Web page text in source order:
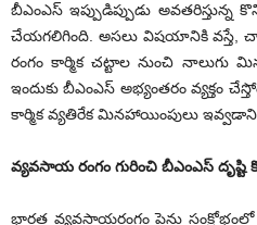
బీఎంఎస్‌ ఇప్పుడిప్పుడు
చేయగలిగింది. అసలు విషయానికి వస్తే,
రంగం కార్మిక చట్టాల నుంచి నాలుగు
ఇందుకు బీఎంఎస్‌ అభ్యంతరం వ్యక్తం
కార్మిక వ్యతిరేక మినహాయింపులు
వ్యవసాయ రంగం గురించి బీఎంఎస్‌
భారత వ్యవసాయరంగం పెను సంక్షోభంలో